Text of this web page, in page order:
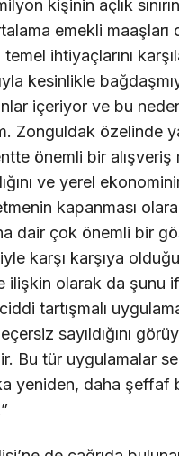
kişinin açlık
emekli maaşları
ihtiyaçlarını
kesinlikle
içeriyor ve bu
Zonguldak özelinde
önemli bir alışveriş
ve yerel
kapanması
dair çok önemli bir
karşı karşıya
ilişkin olarak da şunu
tartışmalı
sayıldığını
Bu tür uygulamalar
yeniden, daha şeffaf